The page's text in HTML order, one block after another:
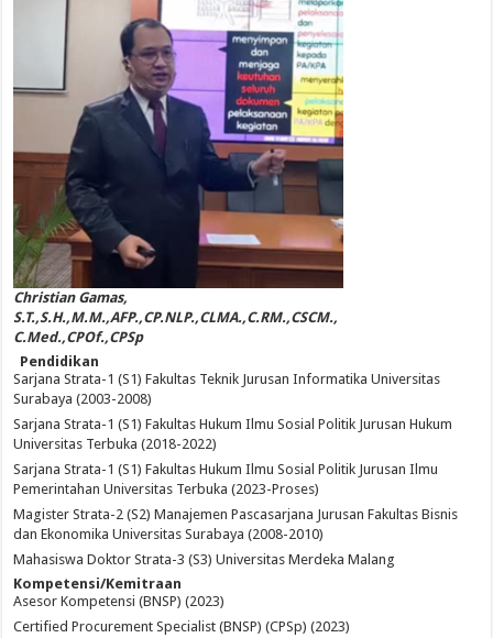
Christian Gamas,
S.T.,S.H.,M.M.,AFP.,CP.NLP.,CLMA.,C.RM.,CSCM.,
C.Med.,CPOf.,CPSp
Pendidikan
Sarjana Strata-1 (S1) Fakultas Teknik Jurusan Informatika Universitas
Surabaya (2003-2008)
Sarjana Strata-1 (S1) Fakultas Hukum Ilmu Sosial Politik Jurusan Hukum
Universitas Terbuka (2018-2022)
Sarjana Strata-1 (S1) Fakultas Hukum Ilmu Sosial Politik Jurusan Ilmu
Pemerintahan Universitas Terbuka (2023-Proses)
Magister Strata-2 (S2) Manajemen Pascasarjana Jurusan Fakultas Bisnis
dan Ekonomika Universitas Surabaya (2008-2010)
Mahasiswa Doktor Strata-3 (S3) Universitas Merdeka Malang
Kompetensi/Kemitraan
Asesor Kompetensi (BNSP) (2023)
Certified Procurement Specialist (BNSP) (CPSp) (2023)